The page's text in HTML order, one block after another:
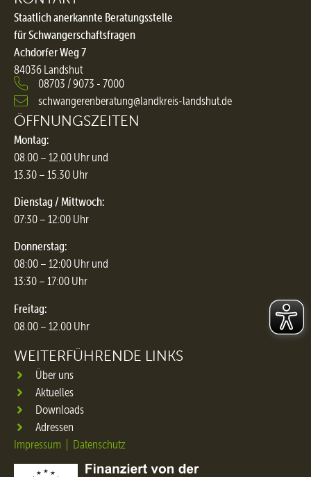
Staatlich anerkannte Beratungsstelle
für Schwangerschaftsfragen
Achdorfer Weg 7
84036 Landshut
08703 / 9073 - 7000
schwangerenberatung@landkreis-landshut.de
ÖFFNUNGSZEITEN
Montag:
08.00 – 12.00 Uhr und
13.30 – 15.30 Uhr
Dienstag / Mittwoch:
07:30 – 12:00 Uhr
Donnerstag:
08:00 – 12:00 Uhr und
13:30 – 17:00 Uhr
Freitag:
08.00 – 12.00 Uhr
WEITERFÜHRENDE LINKS
Über uns
Aktuelles
Downloads
Adressen
Impressum
Datenschutz